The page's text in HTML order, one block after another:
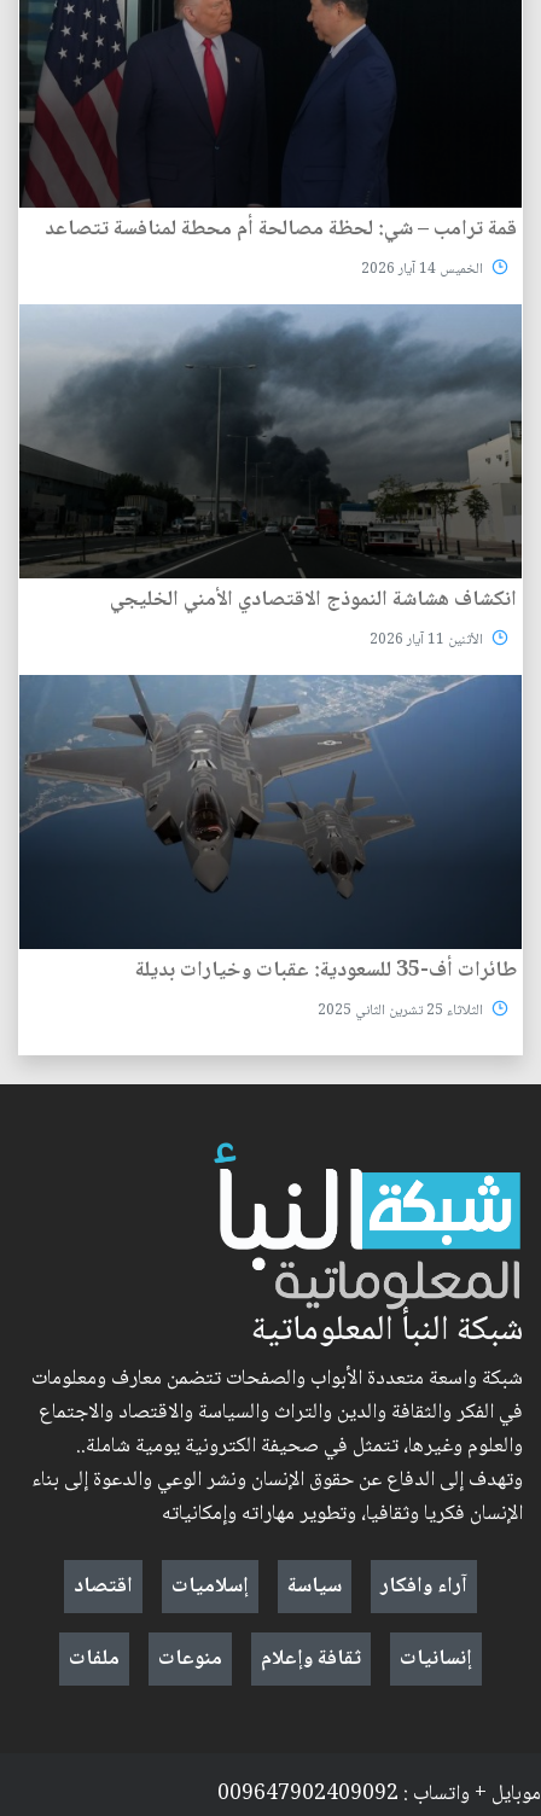
قمة ترامب – شي: لحظة مصالحة أم محطة لمنافسة تتصاعد
الخميس 14 آيار 2026
انكشاف هشاشة النموذج الاقتصادي الأمني الخليجي
الأثنين 11 آيار 2026
طائرات أف-35 للسعودية: عقبات وخيارات بديلة
الثلاثاء 25 تشرين الثاني 2025
شبكة النبأ المعلوماتية
شبكة واسعة متعددة الأبواب والصفحات تتضمن معارف ومعلومات
في الفكر والثقافة والدين والتراث والسياسة والاقتصاد والاجتماع
والعلوم وغيرها، تتمثل في صحيفة الكترونية يومية شاملة..
وتهدف إلى الدفاع عن حقوق الإنسان ونشر الوعي والدعوة إلى بناء
الإنسان فكريا وثقافيا، وتطوير مهاراته وإمكانياته
آراء وافكار
سياسة إسلاميات
اقتصاد
إنسانيات
ثقافة وإعلام منوعات ملفات
موبايل + واتساب : 009647902409092